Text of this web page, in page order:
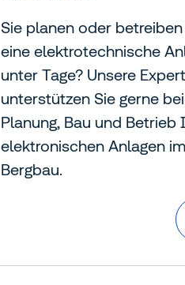
Sie planen oder betreiben
eine elektrotechnische
unter Tage? Unsere
unterstützen Sie gerne
Planung, Bau und Betrieb
elektronischen Anlagen im
Bergbau.